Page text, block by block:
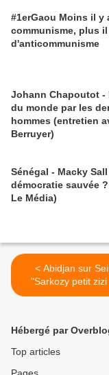
#1erGaou Moins il y
communisme, plus il
d'anticommunisme
Johann Chapoutot -
du monde par les
hommes (entretien
Berruyer)
Sénégal - Macky
démocratie sauvée
Le Média)
< Abidjan sur Seine -
"Sarkozy petit zizi
Paris 10/09/
Hébergé par
Top articles